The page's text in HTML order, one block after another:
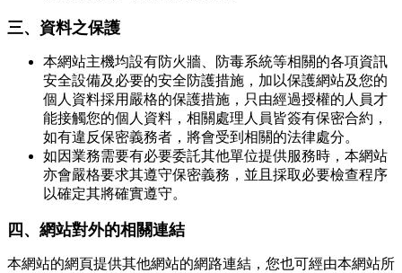
三、資料之保護
本網站主機均設有防火牆、防毒系統等相關的各項資訊
安全設備及必要的安全防護措施，加以保護網站及您的
個人資料採用嚴格的保護措施，只由經過授權的人員才
能接觸您的個人資料，相關處理人員皆簽有保密合約，
如有違反保密義務者，將會受到相關的法律處分。
如因業務需要有必要委託其他單位提供服務時，本網站
亦會嚴格要求其遵守保密義務，並且採取必要檢查程序
以確定其將確實遵守。
四、網站對外的相關連結
本網站的網頁提供其他網站的網路連結，您也可經由本網站所